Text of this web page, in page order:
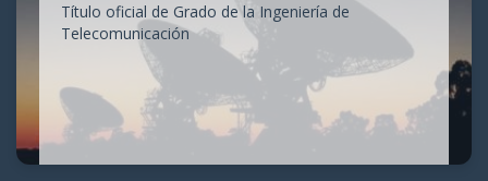
Título oficial de Grado de la Ingeniería de
Telecomunicación